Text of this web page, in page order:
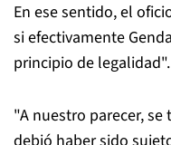
En ese sentido, el
si efectivamente
principio de legalidad".
"A nuestro parecer,